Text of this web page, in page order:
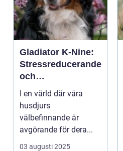
Gladiator K-Nine:
Stressreducerande
och
ångestdämpande
hundhalsband
I en värld där våra
husdjurs
välbefinnande är
avgörande för dera...
03 augusti 2025